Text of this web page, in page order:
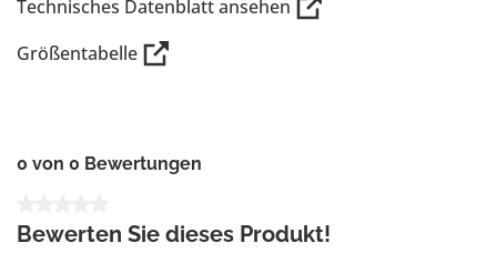
Technisches Datenblatt ansehen
Größentabelle
0 von 0 Bewertungen
Bewerten Sie dieses Produkt!